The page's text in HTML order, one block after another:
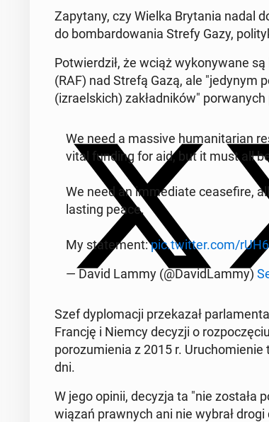
Za­py­ta­ny, czy Wielka Bry­ta­nia nadal
do bom­bar­do­wa­nia Strefy Gazy,
Po­twier­dził, że wciąż wy­ko­ny­wa­ne
(RAF) nad Strefą Gazą, ale "jedynym
(izra­el­skich) za­kład­ni­ków"
We need a massive hu­ma­ni­ta­rian
vital funding for aid, but it must all
We need an im­me­dia­te ce­ase­fi­re,
lasting peace.
My sta­te­ment:pic.twitter.com/
— David Lammy (@Da­vi­dLam­my)
Szef dy­plo­ma­cji prze­ka­zał
Francję i Niemcy decyzji o
po­ro­zu­mie­nia z 2015 r.
dni.
W jego opinii, decyzja ta "nie została
wią­zań praw­nych ani nie wybrał